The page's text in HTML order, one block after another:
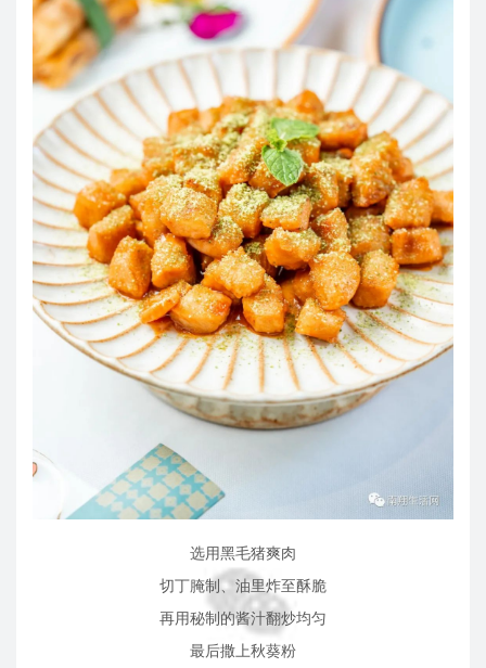
选用黑毛猪爽肉
切丁腌制、 油里炸至酥脆
再用秘制的酱汁翻炒均匀
最后撒上秋葵粉